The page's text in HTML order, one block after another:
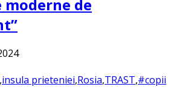
de
,insula prieteniei,Rosia,TRAST,#copii